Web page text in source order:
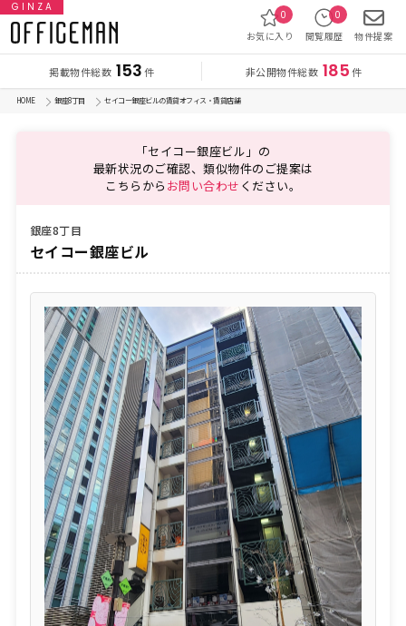
GINZA
掲載物件総数 153件 非公開物件総数 185件
お気に入り
0
閲覧履歴
0
物件提案
HOME 銀座8丁目 セイコー銀座ビルの賃貸オフィス・賃貸店舗
「セイコー銀座ビル」の
最新状況のご確認、類似物件のご提案は
こちらから お問い合わせ ください。
銀座8丁目
セイコー銀座ビル